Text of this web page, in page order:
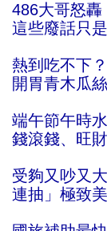
486大哥怒轟
這些廢話只
熱到吃不下
開胃青木瓜
端午節午時
錢滾錢、旺
受夠又吵又
連抽」極致